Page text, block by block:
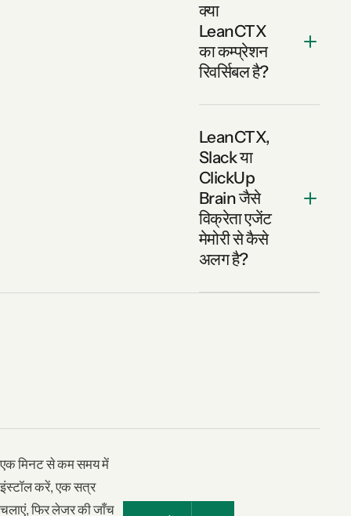
क्या
LeanCTX
का कम्प्रेशन
रिवर्सिबल है?
LeanCTX,
Slack या
ClickUp
Brain जैसे
विक्रेता एजेंट
मेमोरी से कैसे
अलग है?
एक मिनट से कम समय में
इंस्टॉल करें, एक सत्र
चलाएं, फिर लेजर की जाँच